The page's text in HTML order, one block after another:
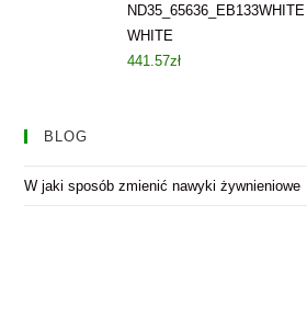
WHITE
441.57zł
BLOG
W jaki sposób zmienić nawyki żywnieniowe